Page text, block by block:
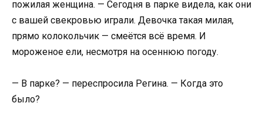
пожилая женщина. — Сегодня в парке видела, как они
с вашей свекровью играли. Девочка такая милая,
прямо колокольчик — смеётся всё время. И
мороженое ели, несмотря на осеннюю погоду.
— В парке? — переспросила Регина. — Когда это
было?